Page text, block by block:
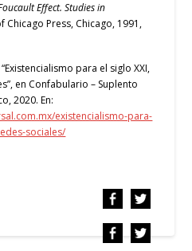
Effect. Studies in
Chicago Press, Chicago, 1991,
para el siglo XXI,
en Confabulario – Suplento
2020. En:
existencialismo-para-
sociales/